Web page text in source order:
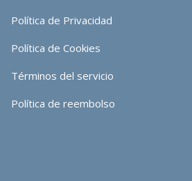
Política de Privacidad
Política de Cookies
Términos del servicio
Política de reembolso